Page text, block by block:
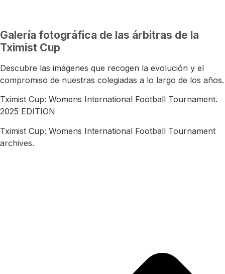
Galería fotográfica de las árbitras de la
Tximist Cup
Descubre las imágenes que recogen la evolución y el
compromiso de nuestras colegiadas a lo largo de los años.
Tximist Cup: Womens International Football Tournament.
2025 EDITION
Tximist Cup: Womens International Football Tournament
archives.